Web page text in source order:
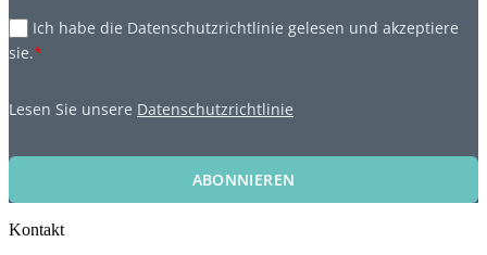
Ich habe die Datenschutzrichtlinie gelesen und akzeptiere
sie.*
Lesen Sie unsere Datenschutzrichtlinie
ABONNIEREN
Kontakt